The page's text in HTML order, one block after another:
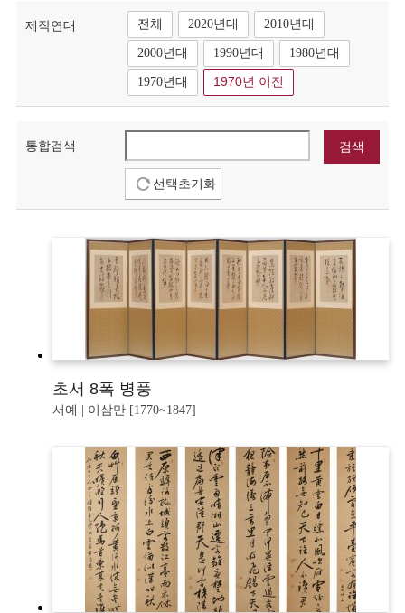
제작연대 전체 2020년대 2010년대
2000년대 1990년대 1980년대
1970년대 1970년 이전
통합검색
선택초기화
초서 8폭 병풍
서예 | 이삼만 [1770~1847]